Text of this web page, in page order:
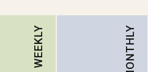
WEEKLY MONTHLY